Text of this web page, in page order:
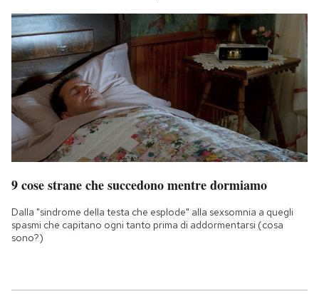
9 cose strane che succedono mentre dormiamo
Dalla "sindrome della testa che esplode" alla sexsomnia a quegli
spasmi che capitano ogni tanto prima di addormentarsi (cosa
sono?)